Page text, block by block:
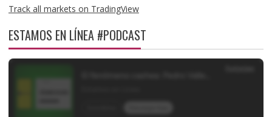
Track all markets on TradingView
ESTAMOS EN LÍNEA #PODCAST